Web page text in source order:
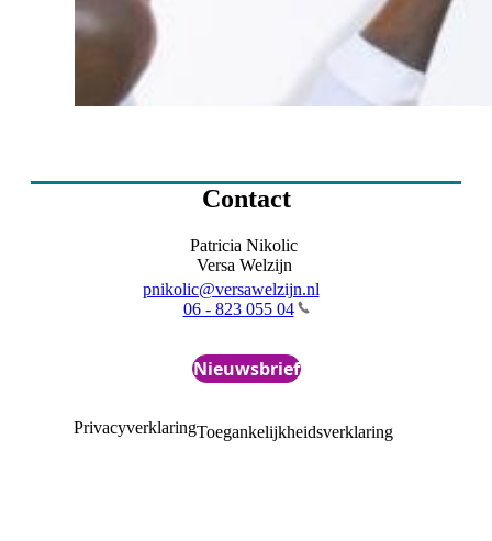
Contact
Patricia Nikolic
Versa Welzijn
pnikolic@versawelzijn.nl
06 - 823 055 04
Nieuwsbrief
PrivacyverklaringToegankelijkheidsverklaring